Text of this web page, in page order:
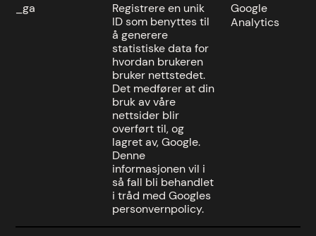
_ga
Registrere en unik
ID som benyttes til
å generere
statistiske data for
hvordan brukeren
bruker nettstedet.
Det medfører at din
bruk av våre
nettsider blir
overført til, og
lagret av, Google.
Denne
informasjonen vil i
så fall bli behandlet
i tråd med Googles
personvernpolicy.
Google
Analytics